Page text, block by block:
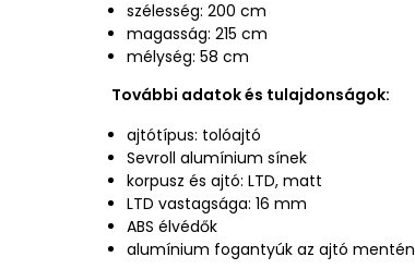
szélesség: 200 cm
magasság: 215 cm
mélység: 58 cm
További adatok és tulajdonságok:
ajtótípus: tolóajtó
Sevroll alumínium sínek
korpusz és ajtó: LTD, matt
LTD vastagsága: 16 mm
ABS élvédők
alumínium fogantyúk az ajtó mentén